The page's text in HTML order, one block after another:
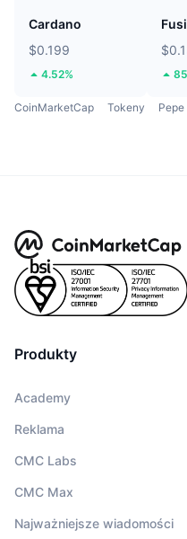
Cardano
$0.199
4.52%
CoinMarketCap Tokeny
Produkty
Academy
Reklama
CMC Labs
CMC Max
Najważniejsze wiadomości